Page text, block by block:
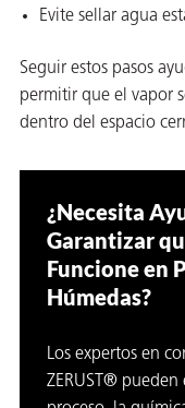
Evite sellar agua
Seguir estos pasos
permitir que el vapor
dentro del espacio
¿Necesita
Garantizar
Funcione en
Húmedas?
Los expertos en
ZERUST® pueden